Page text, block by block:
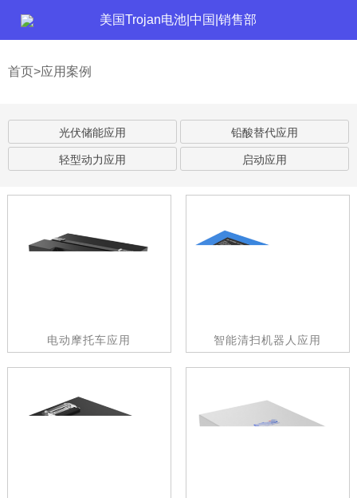
美国Trojan电池|中国|销售部
首页>应用案例
光伏储能应用 铅酸替代应用
轻型动力应用 启动应用
电动摩托车应用 智能清扫机器人应用